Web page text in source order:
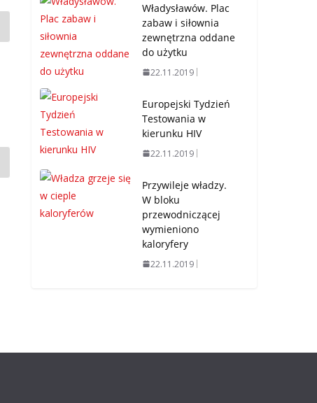
Władysławów. Plac
zabaw i siłownia
zewnętrzna oddane
do użytku
22.11.2019
Europejski Tydzień
Testowania w
kierunku HIV
22.11.2019
Przywileje władzy.
W bloku
przewodniczącej
wymieniono
kaloryfery
22.11.2019